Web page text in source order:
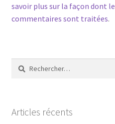
savoir plus sur la façon dont
commentaires sont traitées.
Rechercher :
Articles récents